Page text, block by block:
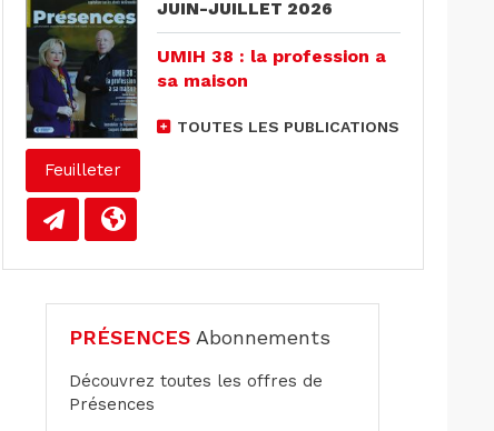
Feuilleter
JUIN-JUILLET 2026
UMIH 38 : la profession a
sa maison
TOUTES LES PUBLICATIONS
PRÉSENCES Abonnements
Découvrez toutes les offres de
Présences